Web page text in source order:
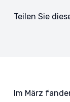
Teilen Sie
Im März